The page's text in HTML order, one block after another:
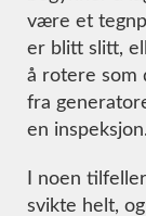
være et
er blitt slitt,
å rotere som
fra
en inspeksjon.
I noen
svikte helt,